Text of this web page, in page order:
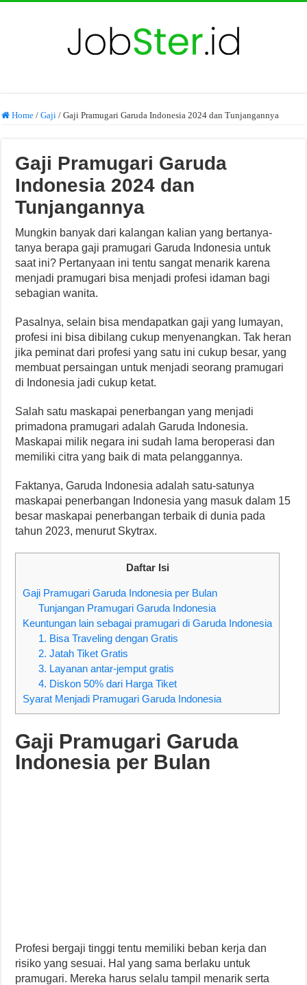
Home / Gaji / Gaji Pramugari Garuda Indonesia 2024 dan Tunjangannya
Gaji Pramugari Garuda
Indonesia 2024 dan
Tunjangannya
Mungkin banyak dari kalangan kalian yang bertanya-
tanya berapa gaji pramugari Garuda Indonesia untuk
saat ini? Pertanyaan ini tentu sangat menarik karena
menjadi pramugari bisa menjadi profesi idaman bagi
sebagian wanita.
Pasalnya, selain bisa mendapatkan gaji yang lumayan,
profesi ini bisa dibilang cukup menyenangkan. Tak heran
jika peminat dari profesi yang satu ini cukup besar, yang
membuat persaingan untuk menjadi seorang pramugari
di Indonesia jadi cukup ketat.
Salah satu maskapai penerbangan yang menjadi
primadona pramugari adalah Garuda Indonesia.
Maskapai milik negara ini sudah lama beroperasi dan
memiliki citra yang baik di mata pelanggannya.
Faktanya, Garuda Indonesia adalah satu-satunya
maskapai penerbangan Indonesia yang masuk dalam 15
besar maskapai penerbangan terbaik di dunia pada
tahun 2023, menurut Skytrax.
Daftar Isi
Gaji Pramugari Garuda Indonesia per Bulan
Tunjangan Pramugari Garuda Indonesia
Keuntungan lain sebagai pramugari di Garuda Indonesia
1. Bisa Traveling dengan Gratis
2. Jatah Tiket Gratis
3. Layanan antar-jemput gratis
4. Diskon 50% dari Harga Tiket
Syarat Menjadi Pramugari Garuda Indonesia
Gaji Pramugari Garuda
Indonesia per Bulan
Profesi bergaji tinggi tentu memiliki beban kerja dan
risiko yang sesuai. Hal yang sama berlaku untuk
pramugari. Mereka harus selalu tampil menarik serta